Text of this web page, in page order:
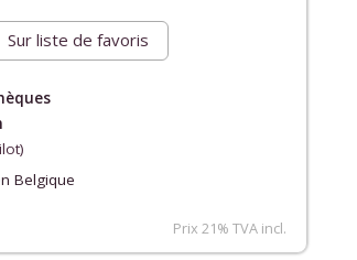
Sur liste de favoris
Belgique
Prix 21% TVA incl.